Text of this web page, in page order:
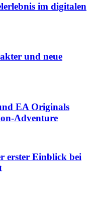
im digitalen
und neue
EA Originals
Adventure
erster Einblick bei